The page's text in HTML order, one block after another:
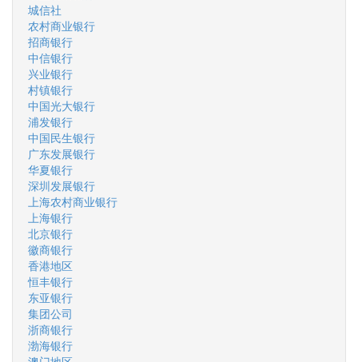
城信社
农村商业银行
招商银行
中信银行
兴业银行
村镇银行
中国光大银行
浦发银行
中国民生银行
广东发展银行
华夏银行
深圳发展银行
上海农村商业银行
上海银行
北京银行
徽商银行
香港地区
恒丰银行
东亚银行
集团公司
浙商银行
渤海银行